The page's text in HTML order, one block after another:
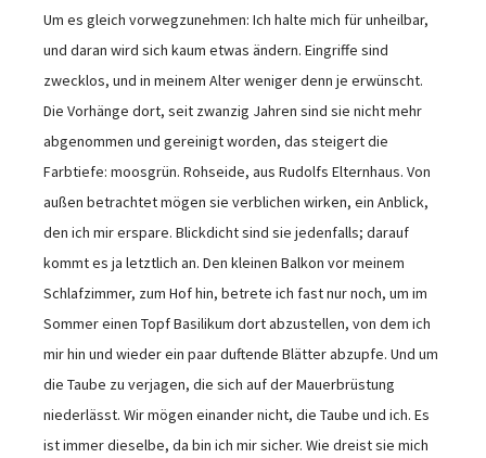
Um es gleich vorwegzunehmen: Ich halte mich für unheilbar,
und daran wird sich kaum etwas ändern. Eingriffe sind
zwecklos, und in meinem Alter weniger denn je erwünscht.
Die Vorhänge dort, seit zwanzig Jahren sind sie nicht mehr
abgenommen und gereinigt worden, das steigert die
Farbtiefe: moosgrün. Rohseide, aus Rudolfs Elternhaus. Von
außen betrachtet mögen sie verblichen wirken, ein Anblick,
den ich mir erspare. Blickdicht sind sie jedenfalls; darauf
kommt es ja letztlich an. Den kleinen Balkon vor meinem
Schlafzimmer, zum Hof hin, betrete ich fast nur noch, um im
Sommer einen Topf Basilikum dort abzustellen, von dem ich
mir hin und wieder ein paar duftende Blätter abzupfe. Und um
die Taube zu verjagen, die sich auf der Mauerbrüstung
niederlässt. Wir mögen einander nicht, die Taube und ich. Es
ist immer dieselbe, da bin ich mir sicher. Wie dreist sie mich